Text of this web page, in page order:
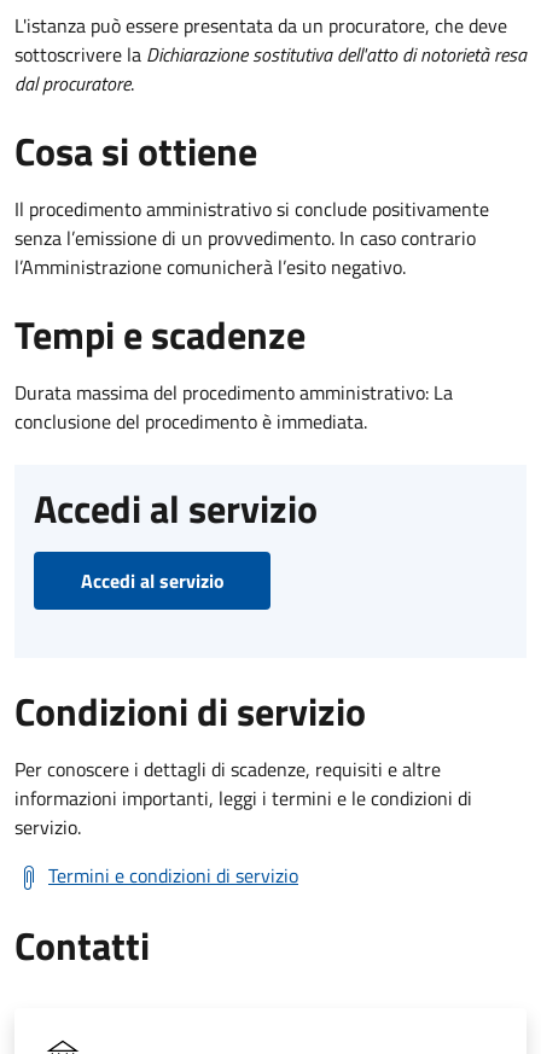
L'istanza può essere presentata da un procuratore, che deve
sottoscrivere la Dichiarazione sostitutiva dell'atto di notorietà resa
dal procuratore.
Cosa si ottiene
Il procedimento amministrativo si conclude positivamente
senza l’emissione di un provvedimento. In caso contrario
l’Amministrazione comunicherà l’esito negativo.
Tempi e scadenze
Durata massima del procedimento amministrativo: La
conclusione del procedimento è immediata.
Accedi al servizio
Accedi al servizio
Condizioni di servizio
Per conoscere i dettagli di scadenze, requisiti e altre
informazioni importanti, leggi i termini e le condizioni di
servizio.
Termini e condizioni di servizio
Contatti